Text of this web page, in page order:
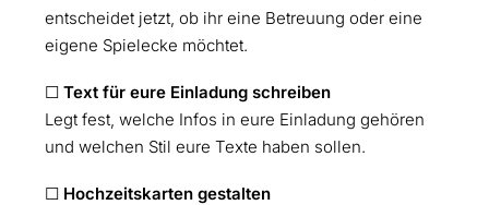
entscheidet jetzt, ob ihr eine Betreuung oder eine
eigene Spielecke möchtet.
☐ Text für eure Einladung schreiben
Legt fest, welche Infos in eure Einladung gehören
und welchen Stil eure Texte haben sollen.
☐ Hochzeitskarten gestalten